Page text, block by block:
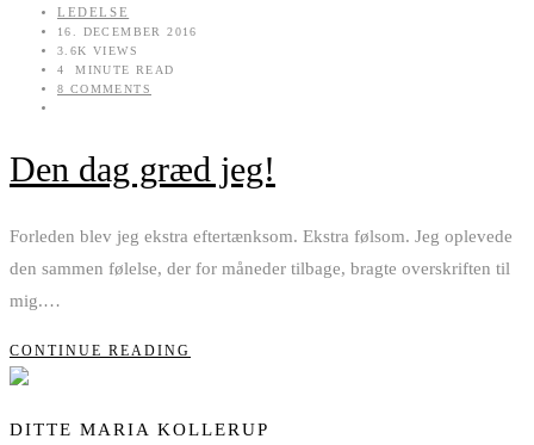
LEDELSE
16. DECEMBER 2016
3.6K VIEWS
4 MINUTE READ
8 COMMENTS
Den dag græd jeg!
Forleden blev jeg ekstra eftertænksom. Ekstra følsom. Jeg oplevede
den sammen følelse, der for måneder tilbage, bragte overskriften til
mig.…
CONTINUE READING
DITTE MARIA KOLLERUP